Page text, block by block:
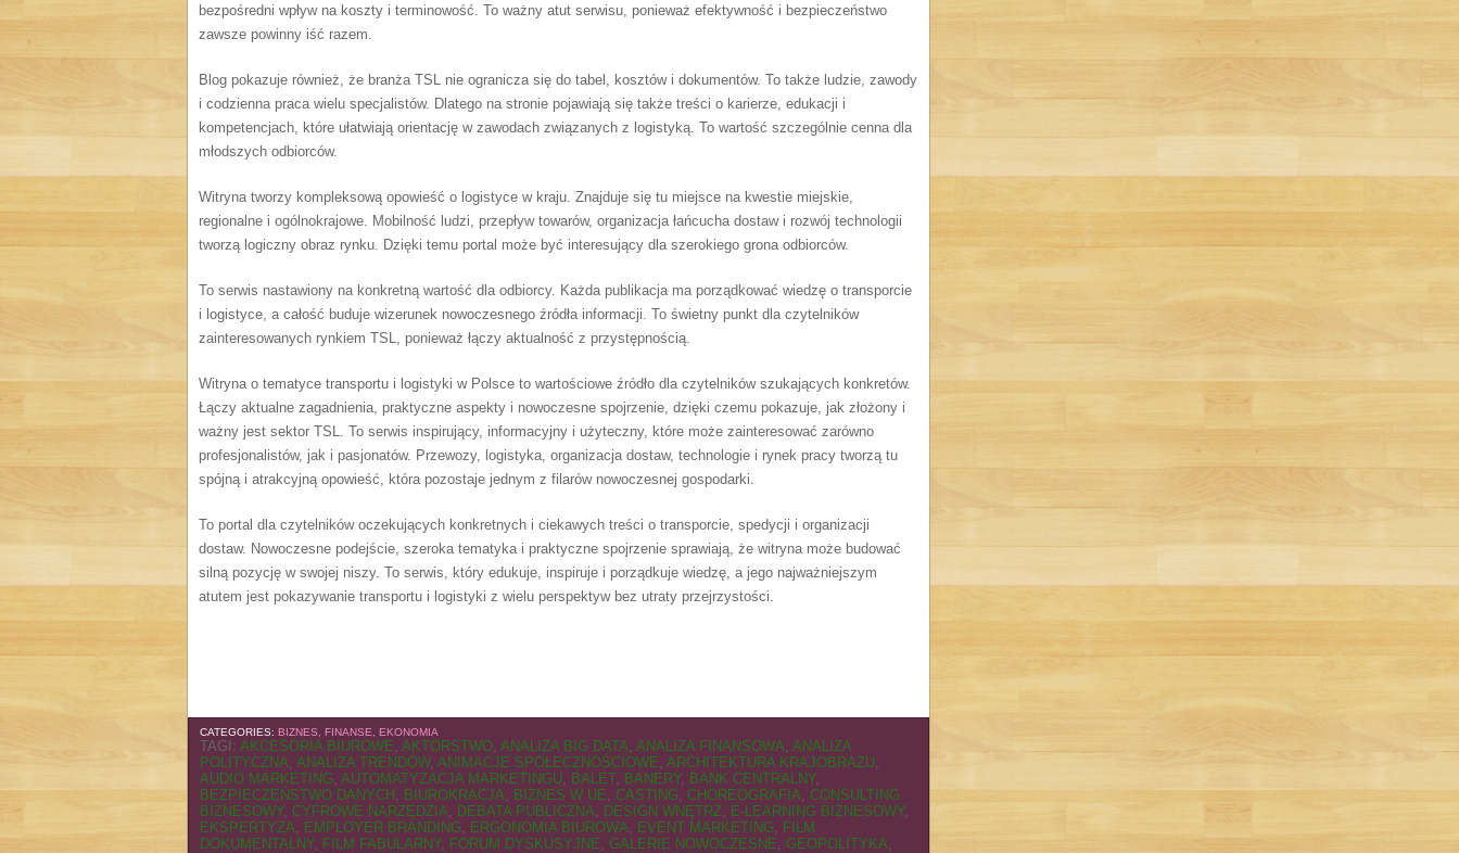
bezpośredni wpływ na koszty i terminowość. To ważny atut serwisu, ponieważ efektywność i bezpieczeństwo
zawsze powinny iść razem.
Blog pokazuje również, że branża TSL nie ogranicza się do tabel, kosztów i dokumentów. To także ludzie, zawody
i codzienna praca wielu specjalistów. Dlatego na stronie pojawiają się także treści o karierze, edukacji i
kompetencjach, które ułatwiają orientację w zawodach związanych z logistyką. To wartość szczególnie cenna dla
młodszych odbiorców.
Witryna tworzy kompleksową opowieść o logistyce w kraju. Znajduje się tu miejsce na kwestie miejskie,
regionalne i ogólnokrajowe. Mobilność ludzi, przepływ towarów, organizacja łańcucha dostaw i rozwój technologii
tworzą logiczny obraz rynku. Dzięki temu portal może być interesujący dla szerokiego grona odbiorców.
To serwis nastawiony na konkretną wartość dla odbiorcy. Każda publikacja ma porządkować wiedzę o transporcie
i logistyce, a całość buduje wizerunek nowoczesnego źródła informacji. To świetny punkt dla czytelników
zainteresowanych rynkiem TSL, ponieważ łączy aktualność z przystępnością.
Witryna o tematyce transportu i logistyki w Polsce to wartościowe źródło dla czytelników szukających konkretów.
Łączy aktualne zagadnienia, praktyczne aspekty i nowoczesne spojrzenie, dzięki czemu pokazuje, jak złożony i
ważny jest sektor TSL. To serwis inspirujący, informacyjny i użyteczny, które może zainteresować zarówno
profesjonalistów, jak i pasjonatów. Przewozy, logistyka, organizacja dostaw, technologie i rynek pracy tworzą tu
spójną i atrakcyjną opowieść, która pozostaje jednym z filarów nowoczesnej gospodarki.
To portal dla czytelników oczekujących konkretnych i ciekawych treści o transporcie, spedycji i organizacji
dostaw. Nowoczesne podejście, szeroka tematyka i praktyczne spojrzenie sprawiają, że witryna może budować
silną pozycję w swojej niszy. To serwis, który edukuje, inspiruje i porządkuje wiedzę, a jego najważniejszym
atutem jest pokazywanie transportu i logistyki z wielu perspektyw bez utraty przejrzystości.
CATEGORIES: BIZNES, FINANSE, EKONOMIA
TAGI: AKCESORIA BIUROWE, AKTORSTWO, ANALIZA BIG DATA, ANALIZA FINANSOWA, ANALIZA
POLITYCZNA, ANALIZA TRENDÓW, ANIMACJE SPOŁECZNOŚCIOWE, ARCHITEKTURA KRAJOBRAZU,
AUDIO MARKETING, AUTOMATYZACJA MARKETINGU, BALET, BANERY, BANK CENTRALNY,
BEZPIECZEŃSTWO DANYCH , BIUROKRACJA, BIZNES W UE, CASTING, CHOREOGRAFIA, CONSULTING
BIZNESOWY, CYFROWE NARZĘDZIA, DEBATA PUBLICZNA, DESIGN WNĘTRZ, E-LEARNING BIZNESOWY,
EKSPERTYZA, EMPLOYER BRANDING, ERGONOMIA BIUROWA, EVENT MARKETING, FILM
DOKUMENTALNY, FILM FABULARNY, FORUM DYSKUSYJNE, GALERIE NOWOCZESNE, GEOPOLITYKA,